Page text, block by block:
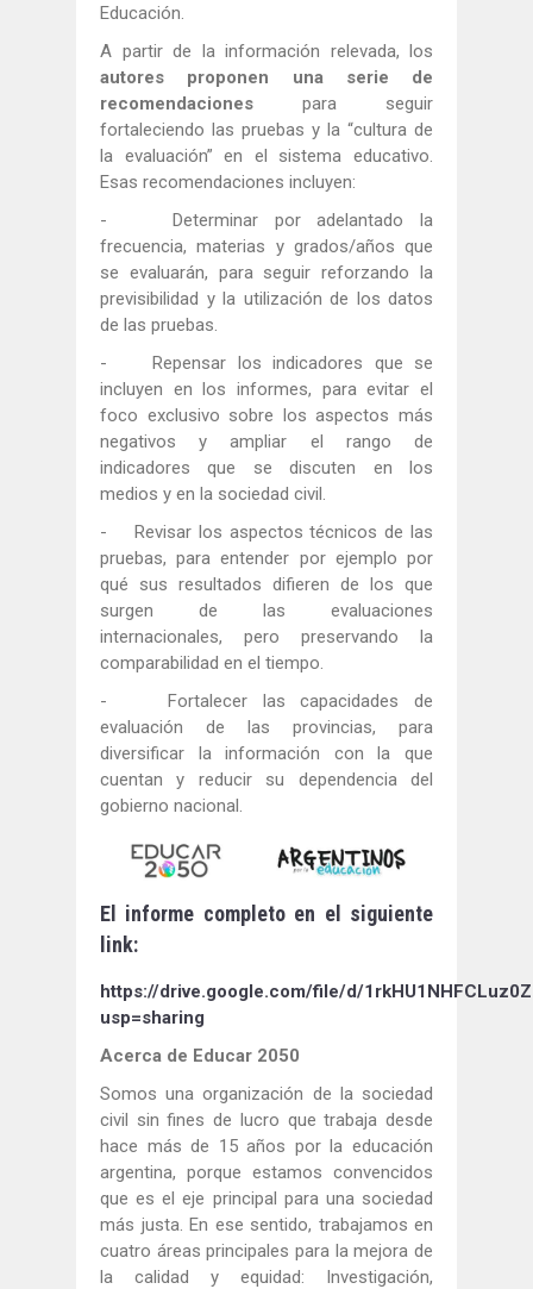
Educación.
A partir de la información relevada, los
autores proponen una serie de
recomendaciones para seguir
fortaleciendo las pruebas y la “cultura de
la evaluación” en el sistema educativo.
Esas recomendaciones incluyen:
- Determinar por adelantado la
frecuencia, materias y grados/años que
se evaluarán, para seguir reforzando la
previsibilidad y la utilización de los datos
de las pruebas.
- Repensar los indicadores que se
incluyen en los informes, para evitar el
foco exclusivo sobre los aspectos más
negativos y ampliar el rango de
indicadores que se discuten en los
medios y en la sociedad civil.
- Revisar los aspectos técnicos de las
pruebas, para entender por ejemplo por
qué sus resultados difieren de los que
surgen de las evaluaciones
internacionales, pero preservando la
comparabilidad en el tiempo.
- Fortalecer las capacidades de
evaluación de las provincias, para
diversificar la información con la que
cuentan y reducir su dependencia del
gobierno nacional.
El informe completo en el siguiente
link:
https://drive.google.com/file/d/
usp=sharing
Acerca de Educar 2050
Somos una organización de la sociedad
civil sin fines de lucro que trabaja desde
hace más de 15 años por la educación
argentina, porque estamos convencidos
que es el eje principal para una sociedad
más justa. En ese sentido, trabajamos en
cuatro áreas principales para la mejora de
la calidad y equidad: Investigación,